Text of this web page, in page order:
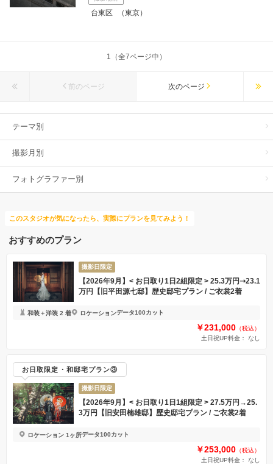
台東区 （東京）
1（全7ページ中）
前のページ 次のページ
テーマ別
撮影月別
フォトグラファー別
このスタジオが気になったら、実際にプランを見てみよう！
おすすめのプラン
撮影日限定
【2026年9月】< お日取り1日2組限定 > 25.3万円➝23.1
万円【旧平田源七邸】歴史邸宅プラン / ご衣裳2着
和装＋洋装 2 着 ロケーションデータ100カット
￥231,000 （税込）
土日祝UP料金： なし
お日取限定・和邸宅プラン③
撮影日限定
【2026年9月】< お日取り1日1組限定 > 27.5万円→25.
3万円【旧安田楠雄邸】歴史邸宅プラン / ご衣裳2着
ロケーション 1ヶ所データ100カット
￥253,000 （税込）
土日祝UP料金： なし